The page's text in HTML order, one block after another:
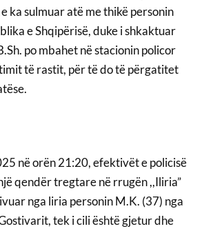
ka sulmuar atë me thikë personin
e Shqipërisë, duke i shkaktuar
po mbahet në stacionin policor
të rastit, për të do të përgatitet
në orën 21:20, efektivët e policisë
qendër tregtare në rrugën ,,Iliria”
nga liria personin M.K. (37) nga
tek i cili është gjetur dhe